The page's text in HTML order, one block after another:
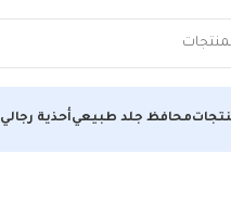
محافظ جلد طبيعيأحذية رجالي
“حافظة لابتوب أصلية”